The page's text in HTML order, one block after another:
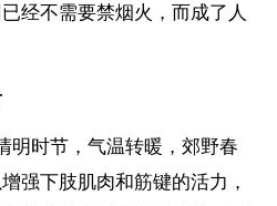
经不需要禁烟火，而成了人
明时节，气温转暖，郊野春
强下肢肌肉和筋键的活力，